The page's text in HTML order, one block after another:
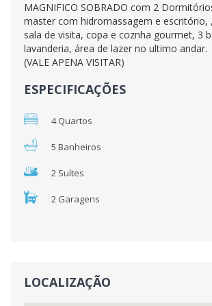
MAGNIFICO SOBRADO com 2
master com hidromassagem e escritório,
sala de visita, copa e coznha gourmet, 3
lavanderia, área de lazer no ultimo andar.
(VALE APENA VISITAR)
ESPECIFICAÇÕES
4 Quartos
5 Banheiros
2 Suítes
2 Garagens
LOCALIZAÇÃO